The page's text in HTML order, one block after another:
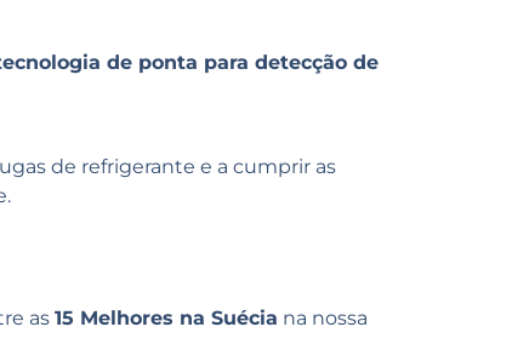
de ponta para detecção de
de refrigerante e a cumprir as
as 15 Melhores na Suécia na nossa